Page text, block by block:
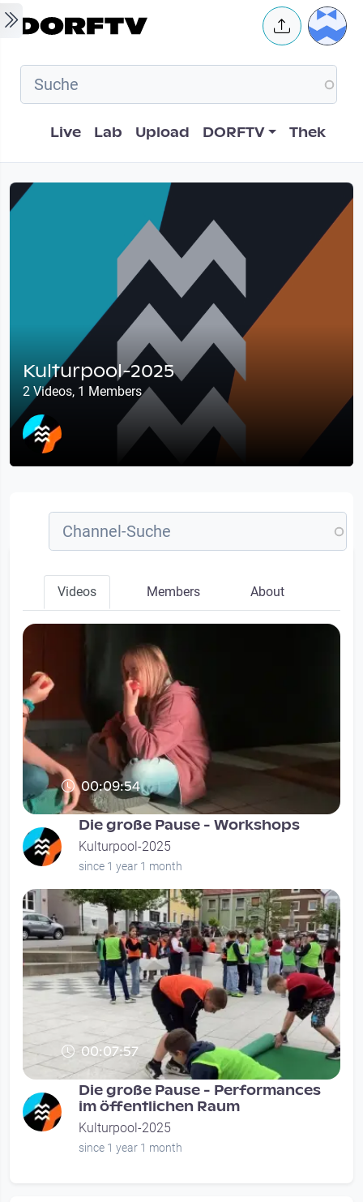
Skip to main content User
Hauptnavigation
Live Lab Upload DORFTV Thek
Kulturpool-2025
2 Videos, 1 Members
Videos Members About
00:09:54
Die große Pause - Workshops
Kulturpool-2025
since 1 year 1 month
00:07:57
Die große Pause - Performances
im öffentlichen Raum
Kulturpool-2025
since 1 year 1 month